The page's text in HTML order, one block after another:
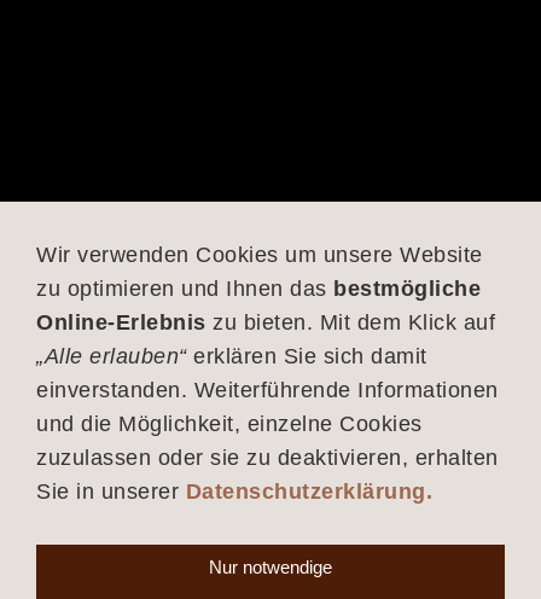
Wir verwenden Cookies um unsere Website
zu optimieren und Ihnen das bestmögliche
Online-Erlebnis zu bieten. Mit dem Klick auf
„Alle erlauben“erklären Sie sich damit
einverstanden. Weiterführende Informationen
und die Möglichkeit, einzelne Cookies
zuzulassen oder sie zu deaktivieren, erhalten
Sie in unserer Datenschutzerklärung.
Nur notwendige